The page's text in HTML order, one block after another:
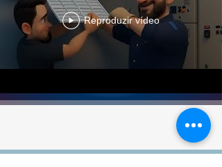
Reproduzir vídeo